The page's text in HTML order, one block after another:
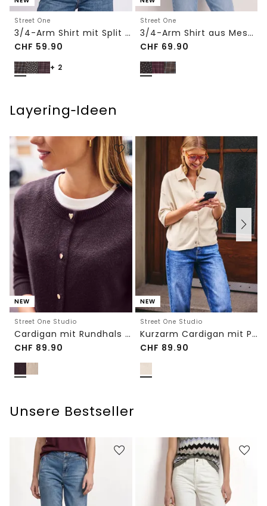
Street One
3/4-Arm Shirt mit Split Neck und Print
CHF 59.90
+ 2
Street One
3/4-Arm Shirt aus Mesh mit Print
CHF 69.90
Layering‑Ideen
NEW
Street One Studio
Cardigan mit Rundhals und Knöpfen
CHF 89.90
NEW
Street One Studio
Kurzarm Cardigan mit Polokragen
CHF 89.90
Unsere Bestseller